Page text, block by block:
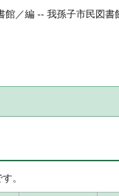
館／編 -- 我孫子市民図
。